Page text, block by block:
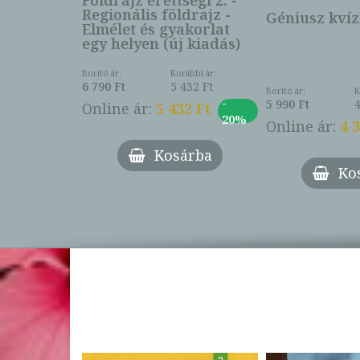
Regionális földrajz -
Elmélet és gyakorlat
egy helyen (új kiadás)
Borító ár:
6 790 Ft
Korábbi ár:
5 432 Ft
Online ár: 5 432 Ft
-
20%
Kosárba
Géniusz
Borító ár:
5 990 Ft
Online ár: 4